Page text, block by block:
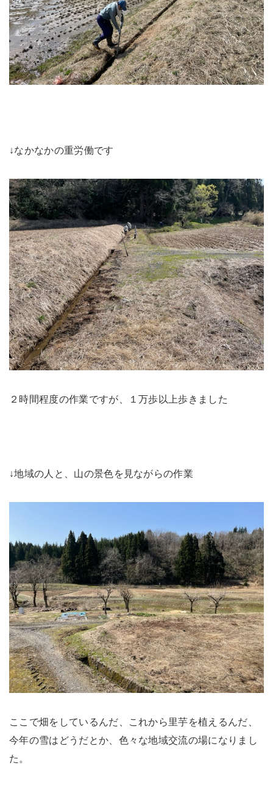
↓なかなかの重労働です
２時間程度の作業ですが、１万歩以上歩きました
↓地域の人と、山の景色を見ながらの作業
ここで畑をしているんだ、これから里芋を植えるんだ、
今年の雪はどうだとか、色々な地域交流の場になりまし
た。